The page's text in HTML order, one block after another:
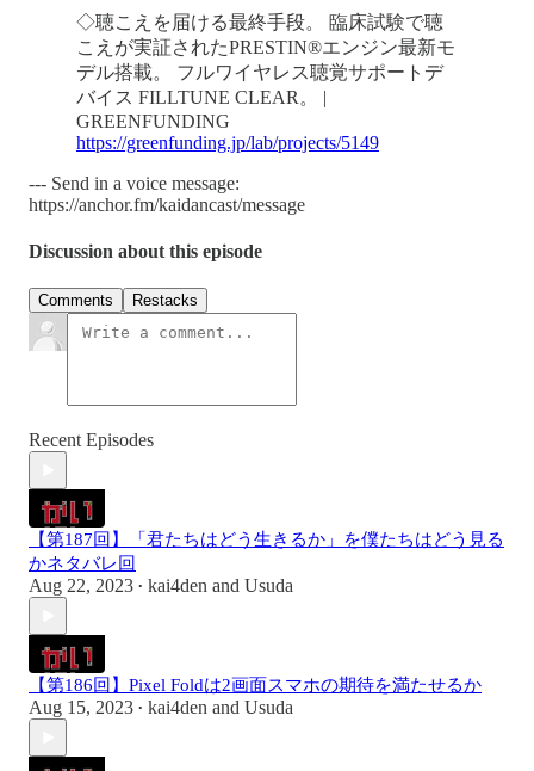
◇聴こえを届ける最終手段。 臨床試験で聴
こえが実証されたPRESTIN®︎エンジン最新モ
デル搭載。 フルワイヤレス聴覚サポートデ
バイス FILLTUNE CLEAR。 |
GREENFUNDING
https://greenfunding.jp/lab/projects/5149
--- Send in a voice message:
https://anchor.fm/kaidancast/message
Discussion about this episode
Comments Restacks
Recent Episodes
【第187回】「君たちはどう生きるか」を僕たちはどう見る
かネタバレ回
Aug 22, 2023 • kai4den and Usuda
【第186回】Pixel Foldは2画面スマホの期待を満たせるか
Aug 15, 2023 • kai4den and Usuda